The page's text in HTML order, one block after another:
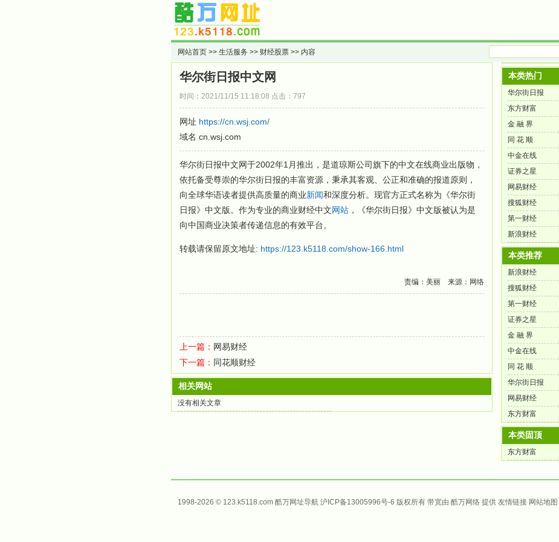
网站首页 >> 生活服务 >> 财经股票 >> 内容
华尔街日报中文网
时间：2021/11/15 11:18:08 点击：797
网址 https://cn.wsj.com/
域名 cn.wsj.com
华尔街日报中文网于2002年1月推出，是道琼斯公司旗下的中文在线商业出版物，
依托备受尊崇的华尔街日报的丰富资源，秉承其客观、公正和准确的报道原则，
向全球华语读者提供高质量的商业新闻和深度分析。现官方正式名称为《华尔街
日报》中文版。作为专业的商业财经中文网站 ，《华尔街日报》中文版被认为是
向中国商业决策者传递信息的有效平台。
转载请保留原文地址: https://123.k5118.com/show-166.html
责编：美丽 来源：网络
上一篇： 网易财经
下一篇： 同花顺财经
相关网站
没有相关文章
本类热门
华尔街日报
东方财富
金 融 界
同 花 顺
中金在线
证券之星
网易财经
搜狐财经
第一财经
新浪财经
本类推荐
新浪财经
搜狐财经
第一财经
证券之星
金 融 界
中金在线
同 花 顺
华尔街日报
网易财经
东方财富
本类固顶
东方财富
1998-2026 © 123.k5118.com 酷万网址导航 沪ICP备13005996号-6 版权所有 带宽由 酷万网络 提供 友情链接 网站地图